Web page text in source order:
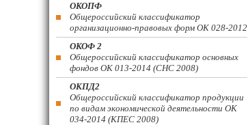
ОКОПФ
Общероссийский классификатор
организационно-правовых форм ОК 028-2012
ОКОФ 2
Общероссийский классификатор основных
фондов ОК 013-2014 (СНС 2008)
ОКПД2
Общероссийский классификатор продукции
по видам экономической деятельности ОК
034-2014 (КПЕС 2008)